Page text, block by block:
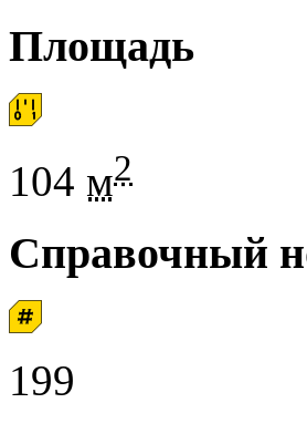
Площадь
104 м2
Справочный
199